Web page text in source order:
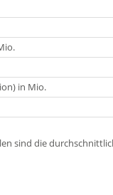
in Mio.
sind die